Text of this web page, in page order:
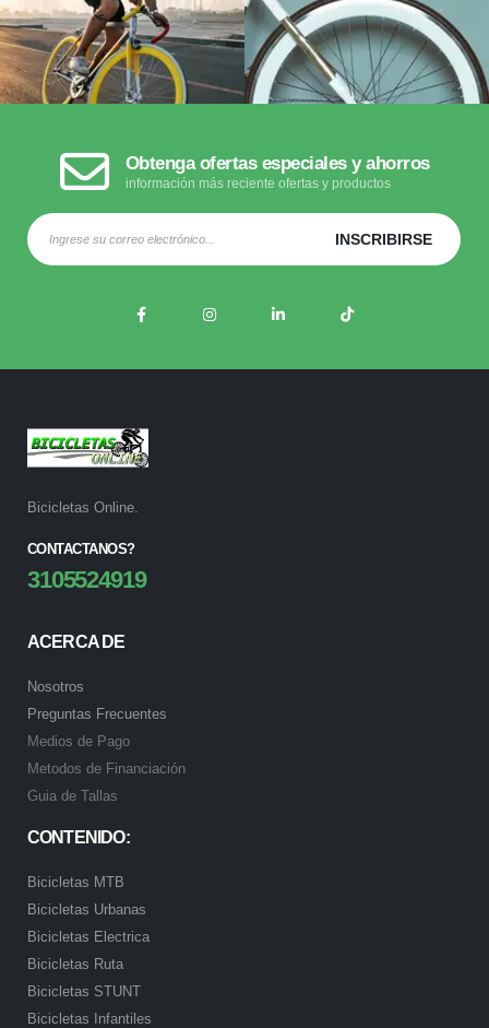
Obtenga ofertas especiales y ahorros
información más reciente ofertas y productos
Bicicletas Online.
CONTACTANOS?
3105524919
ACERCA DE
Nosotros
Preguntas Frecuentes
Medios de Pago
Metodos de Financiación
Guia de Tallas
CONTENIDO:
Bicicletas MTB
Bicicletas Urbanas
Bicicletas Electrica
Bicicletas Ruta
Bicicletas STUNT
Bicicletas Infantiles